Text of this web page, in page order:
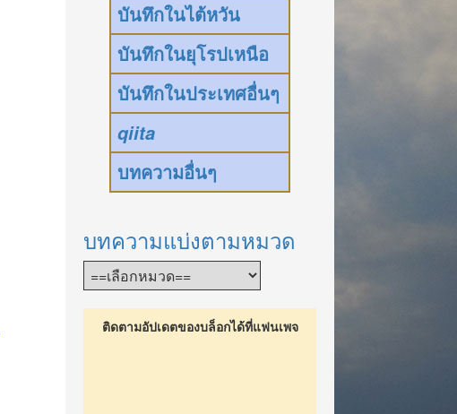
บันทึกในไต้หวัน
บันทึกในยุโรปเหนือ
บันทึกในประเทศอื่นๆ
qiita
บทความอื่นๆ
บทความแบ่งตามหมวด
ติดตามอัปเดตของบล็อกได้ที่แฟนเพจ